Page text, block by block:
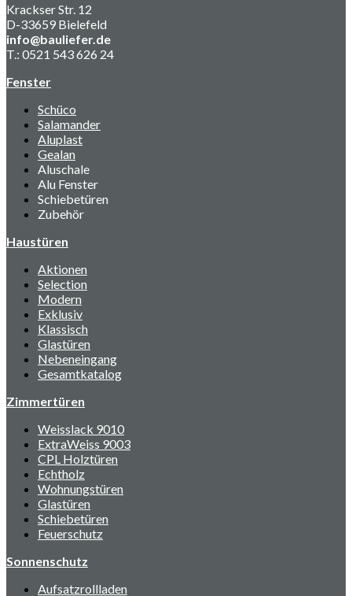
Krackser Str. 12
D-33659 Bielefeld
info@bauliefer.de
T.: 0521 543 626 24
Fenster
Schüco
Salamander
Aluplast
Gealan
Aluschale
Alu Fenster
Schiebetüren
Zubehör
Haustüren
Aktionen
Selection
Modern
Exklusiv
Klassisch
Glastüren
Nebeneingang
Gesamtkatalog
Zimmertüren
Weisslack 9010
ExtraWeiss 9003
CPL Holztüren
Echtholz
Wohnungstüren
Glastüren
Schiebetüren
Feuerschutz
Sonnenschutz
Aufsatzrollladen